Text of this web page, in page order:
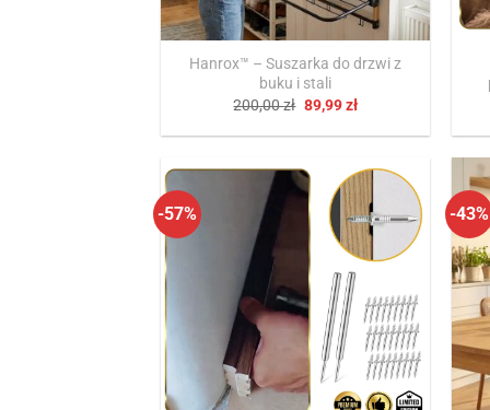
Hanrox™ – Suszarka do drzwi z
buku i stali
200,00zł Pierwotna
wynosiła:
89,99złAktualna
wynosi:
-57% -43%